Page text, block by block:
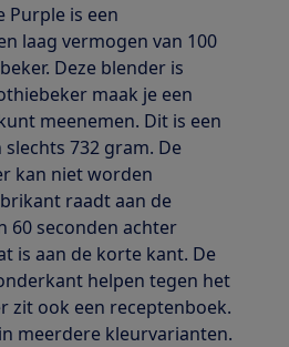
Purple is een
laag vermogen van 100
Deze blender is
maak je een
meenemen. Dit is een
732 gram. De
kan niet worden
raadt aan de
60 seconden achter
is aan de korte kant. De
helpen tegen het
zit ook een receptenboek.
meerdere kleurvarianten.